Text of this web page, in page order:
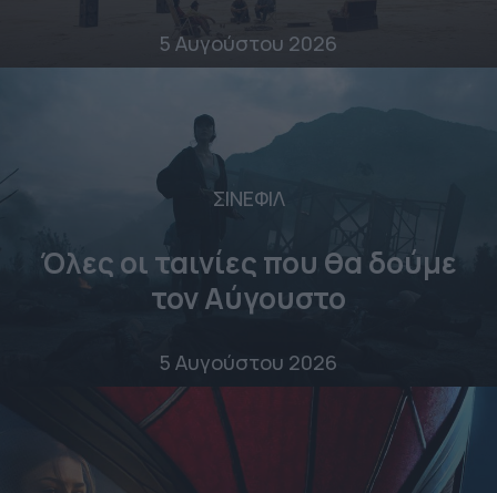
5 Αυγούστου 2026
ΣΙΝΕΦΙΛ
Όλες οι ταινίες που θα δούμε
τον Αύγουστο
5 Αυγούστου 2026